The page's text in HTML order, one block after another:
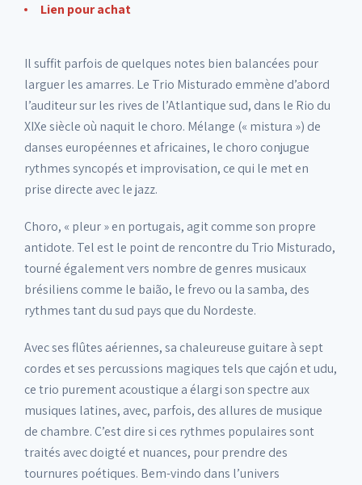
Lien pour achat
Il suffit parfois de quelques notes bien balancées pour
larguer les amarres. Le Trio Misturado emmène d’abord
l’auditeur sur les rives de l’Atlantique sud, dans le Rio du
XIXe siècle où naquit le choro. Mélange (« mistura ») de
danses européennes et africaines, le choro conjugue
rythmes syncopés et improvisation, ce qui le met en
prise directe avec le jazz.
Choro, « pleur » en portugais, agit comme son propre
antidote. Tel est le point de rencontre du Trio Misturado,
tourné également vers nombre de genres musicaux
brésiliens comme le baião, le frevo ou la samba, des
rythmes tant du sud pays que du Nordeste.
Avec ses flûtes aériennes, sa chaleureuse guitare à sept
cordes et ses percussions magiques tels que cajón et udu,
ce trio purement acoustique a élargi son spectre aux
musiques latines, avec, parfois, des allures de musique
de chambre. C’est dire si ces rythmes populaires sont
traités avec doigté et nuances, pour prendre des
tournures poétiques. Bem-vindo dans l’univers